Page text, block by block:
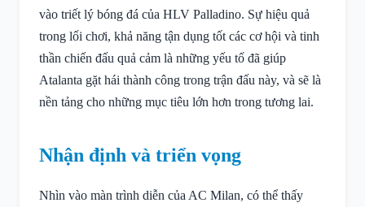
vào triết lý bóng đá của HLV Palladino. Sự hiệu quả
trong lối chơi, khả năng tận dụng tốt các cơ hội và tinh
thần chiến đấu quả cảm là những yếu tố đã giúp
Atalanta gặt hái thành công trong trận đấu này, và sẽ là
nền tảng cho những mục tiêu lớn hơn trong tương lai.
Nhận định và triển vọng
Nhìn vào màn trình diễn của AC Milan, có thể thấy